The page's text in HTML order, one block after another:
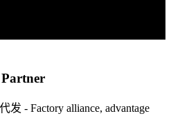
- Factory alliance, advantage